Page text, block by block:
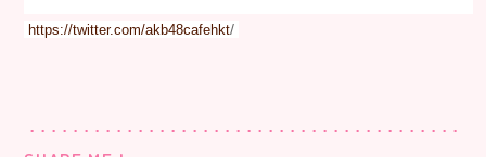
https://twitter.com/akb48cafehkt/